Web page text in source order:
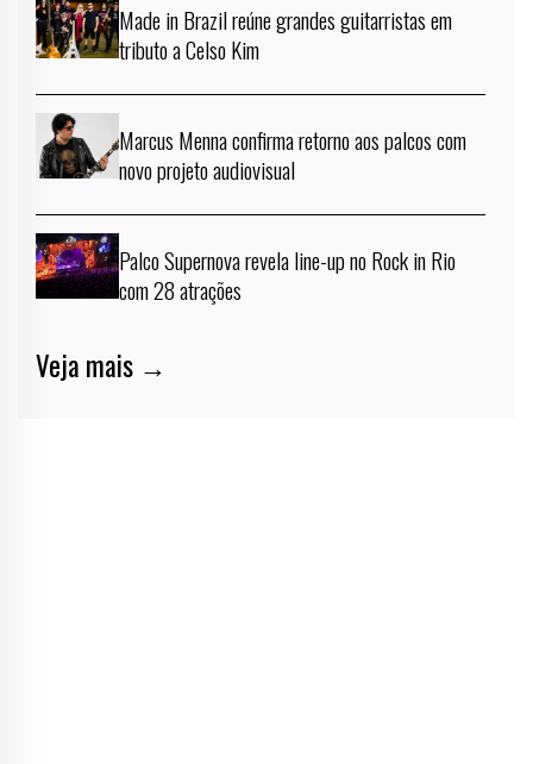
Made in Brazil reúne grandes guitarristas em
tributo a Celso Kim
Marcus Menna confirma retorno aos palcos com
novo projeto audiovisual
Palco Supernova revela line-up no Rock in Rio
com 28 atrações
Veja mais →